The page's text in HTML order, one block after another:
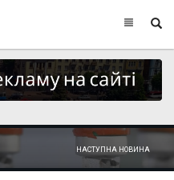
НАСТУПНА НОВИНА